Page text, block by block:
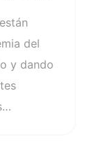
del
y dando